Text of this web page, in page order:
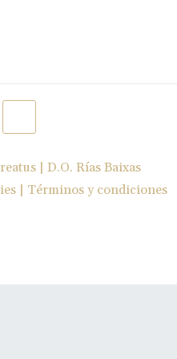
| D.O. Rías Baixas
| Términos y condiciones